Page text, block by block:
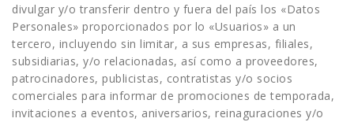
divulgar y/o transferir dentro y fuera del país los «Datos
Personales» proporcionados por lo «Usuarios» a un
tercero, incluyendo sin limitar, a sus empresas, filiales,
subsidiarias, y/o relacionadas, así como a proveedores,
patrocinadores, publicistas, contratistas y/o socios
comerciales para informar de promociones de temporada,
invitaciones a eventos, aniversarios, reinaguraciones y/o